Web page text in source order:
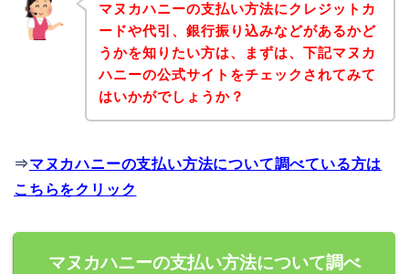
マヌカハニーの支払い方法にクレジットカ
ードや代引、銀行振り込みなどがあるかど
うかを知りたい方は、まずは、下記マヌカ
ハニーの公式サイトをチェックされてみて
はいかがでしょうか？
⇒マヌカハニーの支払い方法について調べている方は
こちらをクリック
マヌカハニーの支払い方法について調べ